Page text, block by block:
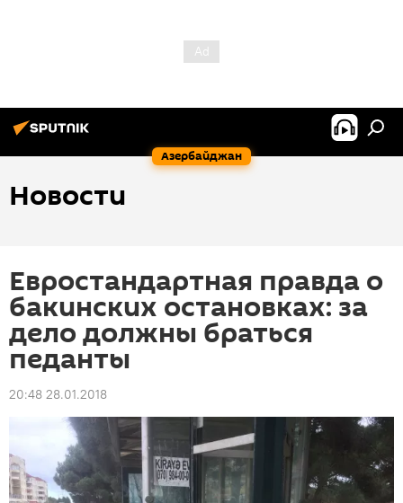
Азербайджан
Новости
Евростандартная правда о
бакинских остановках: за
дело должны браться
педанты
20:48 28.01.2018